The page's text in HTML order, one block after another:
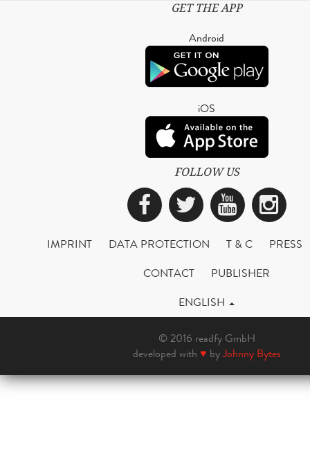
GET THE APP
Android
iOS
FOLLOW US
Facebook
Twitter
IMPRINT DATA PROTECTION T & C
PRESS
CONTACT
PUBLISHER
ENGLISH
© 2016 readfy GmbH
developed with ♥ byJohnny Bytes